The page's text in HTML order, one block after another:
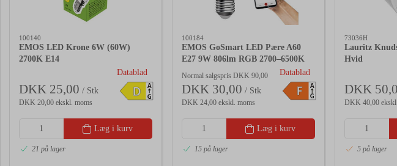
100140
EMOS LED Krone 6W (60W)
2700K E14
DKK 25,00 / Stk
Datablad
D A
G
DKK 20,00 ekskl. moms
Læg i kurv
21 på lager
100184
EMOS GoSmart LED Pære A60
E27 9W 806lm RGB 2700–6500K
Normal salgspris DKK 90,00
DKK 30,00 / Stk
Datablad
F A
G
DKK 24,00 ekskl. moms
Læg i kurv
15 på lager
73036H
Lauritz
Hvid
DKK
DKK 40,00
5 på lager